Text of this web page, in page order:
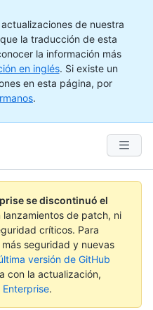
de nuestra
la traducción de esta
la información más
en inglés. Si existe un
en esta página, por
.
se discontinuó el
lanzamientos de patch, ni
críticos. Para
seguridad y nuevas
versión de GitHub
con la actualización,
.